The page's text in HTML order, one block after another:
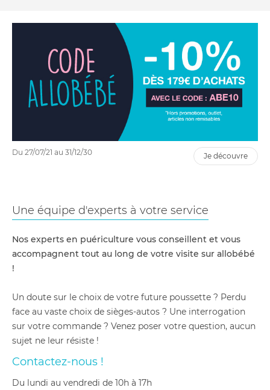
Du 27/07/21 au 31/12/30 je découvre
Une équipe d'experts à votre service
Nos experts en puériculture vous conseillent et vous
accompagnent tout au long de votre visite sur allobébé
!
Un doute sur le choix de votre future poussette ? Perdu
face au vaste choix de sièges-autos ? Une interrogation
sur votre commande ? Venez poser votre question, aucun
sujet ne leur résiste !
Contactez-nous !
du lundi au vendredi de 10h à 17h